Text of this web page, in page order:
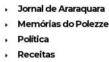
Jornal de Araraquara
Memórias do Polezze
Política
Receitas